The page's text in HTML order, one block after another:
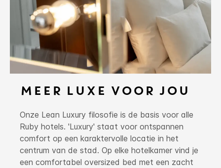
MEER LUXE VOOR JOU
Onze Lean Luxury filosofie is de basis voor alle
Ruby hotels. 'Luxury' staat voor ontspannen
comfort op een karaktervolle locatie in het
centrum van de stad. Op elke hotelkamer vind je
een comfortabel oversized bed met een zacht